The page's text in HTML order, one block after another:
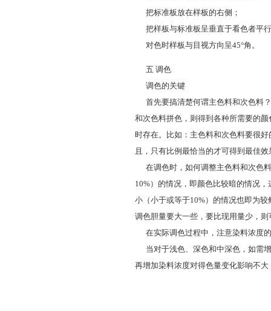
把标准板放在样板的右侧；
把样板与标准板呈垂直于看色者平
对色时样板与目视方向呈45°角。
五 调色
调色的关键
首先要搞清楚何谓主色料和次色料
和次色料拼色，则得到各种所需要的
时存在。比如：主色料和次色料要很
且，只有比例最恰当的才可得到最佳
在调色时，如何调整主色料和次色
10%）的情况，即颜色比较暗的情况
小（小于或等于10%）的情况也即为
调色胆量要大一些，要比现用量少，
在实际调色过程中，注意染料浓度
当对于浅色、深色和中深色，如需
再增加染料浓度对得色量变化影响不